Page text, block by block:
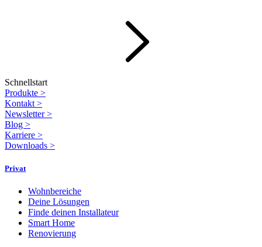
Schnellstart
Produkte >
Kontakt >
Newsletter>
Blog >
Karriere >
Downloads >
Privat
Wohnbereiche
Deine Lösungen
Finde deinen Installateur
Smart Home
Renovierung